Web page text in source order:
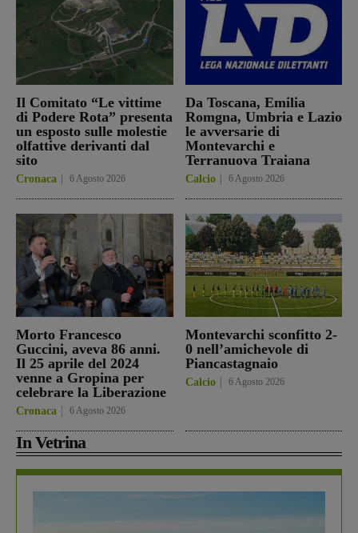
Il Comitato “Le vittime
di Podere Rota” presenta
un esposto sulle molestie
olfattive derivanti dal
sito
Cronaca 6 Agosto 2026
Da Toscana, Emilia
Romgna, Umbria e Lazio
le avversarie di
Montevarchi e
Terranuova Traiana
Calcio 6 Agosto 2026
Morto Francesco
Guccini, aveva 86 anni.
Il 25 aprile del 2024
venne a Gropina per
celebrare la Liberazione
Cronaca 6 Agosto 2026
Montevarchi sconfitto 2-
0 nell’amichevole di
Piancastagnaio
Calcio 6 Agosto 2026
In Vetrina